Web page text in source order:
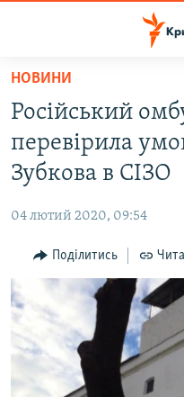
Перейти
основного
матеріалу
Перейти
до
основної
Перейти
до
пошуку
ВІДЕО ТА ФОТО
БЛОГИ
ПОГЛЯД
ІНТЕРВ'Ю
ВСЕ ЗА ДЕНЬ
СПЕЦПРОЕКТИ
ДЕПОРТАЦІЯ
ЯК ОБІЙТИ БЛОКУВАННЯ
НОВИНИ
Російський
перевірила
Зубкова в СІЗО
04 лютий 2020, 09:54
Поділитись